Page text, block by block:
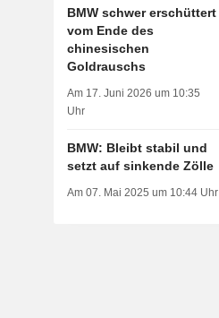
BMW schwer erschüttert
vom Ende des
chinesischen
Goldrauschs
Am 17. Juni 2026 um 10:35
Uhr
BMW: Bleibt stabil und
setzt auf sinkende Zölle
Am 07. Mai 2025 um 10:44 Uhr